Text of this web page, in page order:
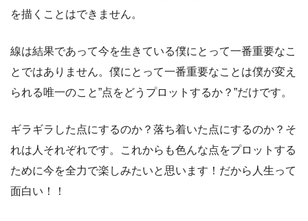
を描くことはできません。
線は結果であって今を生きている僕にとって一番重要なこ
とではありません。僕にとって一番重要なことは僕が変え
られる唯一のこと”点をどうプロットするか？”だけです。
ギラギラした点にするのか？落ち着いた点にするのか？そ
れは人それぞれです。これからも色んな点をプロットする
ために今を全力で楽しみたいと思います！だから人生って
面白い！！